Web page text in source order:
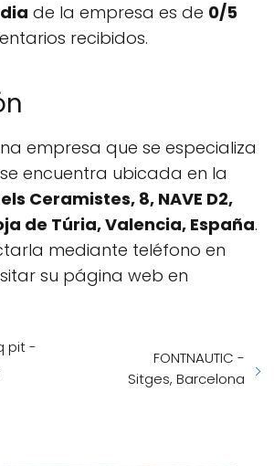
de la empresa es de 0/5
recibidos.
una empresa que se especializa
encuentra ubicada en la
Ceramistes, 8, NAVE D2,
de Túria, Valencia, España.
mediante teléfono en
su página web en
pit -
FONTNAUTIC -
Sitges, Barcelona